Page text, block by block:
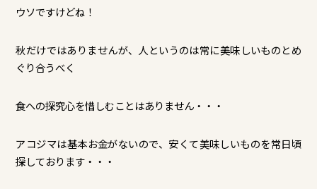
ウソですけどね！
秋だけではありませんが、人というのは常に美味しいものとめ
ぐり合うべく
食への探究心を惜しむことはありません・・・
アコジマは基本お金がないので、安くて美味しいものを常日頃
探しております・・・